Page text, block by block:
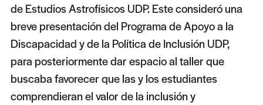
de Estudios Astrofísicos UDP. Este consideró una
breve presentación del Programa de Apoyo a la
Discapacidad y de la Política de Inclusión UDP,
para posteriormente dar espacio al taller que
buscaba favorecer que las y los estudiantes
comprendieran el valor de la inclusión y